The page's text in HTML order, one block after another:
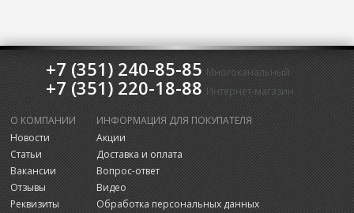
+7 (351) 240-85-85 Многоканальный
+7 (351) 220-18-88 Интернет-магазин
О КОМПАНИИ
Новости
Статьи
Вакансии
Отзывы
Реквизиты
ИНФОРМАЦИЯ ДЛЯ ПОКУПАТЕЛЯ
Акции
Доставка и оплата
Вопрос-ответ
Видео
Обработка персональных данных